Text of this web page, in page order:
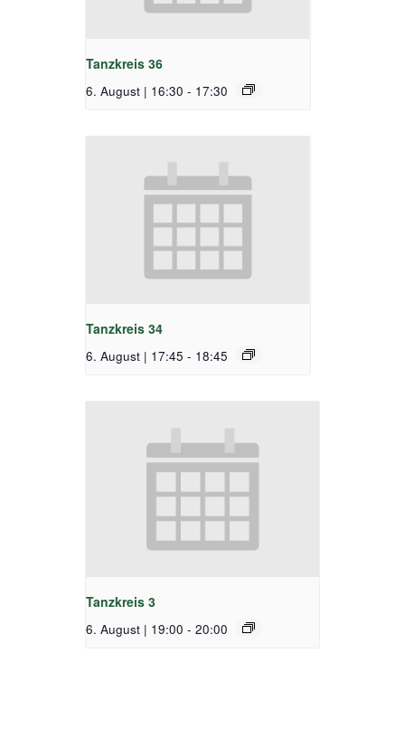
Tanzkreis 36
6. August | 16:30 - 17:30
Tanzkreis 34
6. August | 17:45 - 18:45
Tanzkreis 3
6. August | 19:00 - 20:00